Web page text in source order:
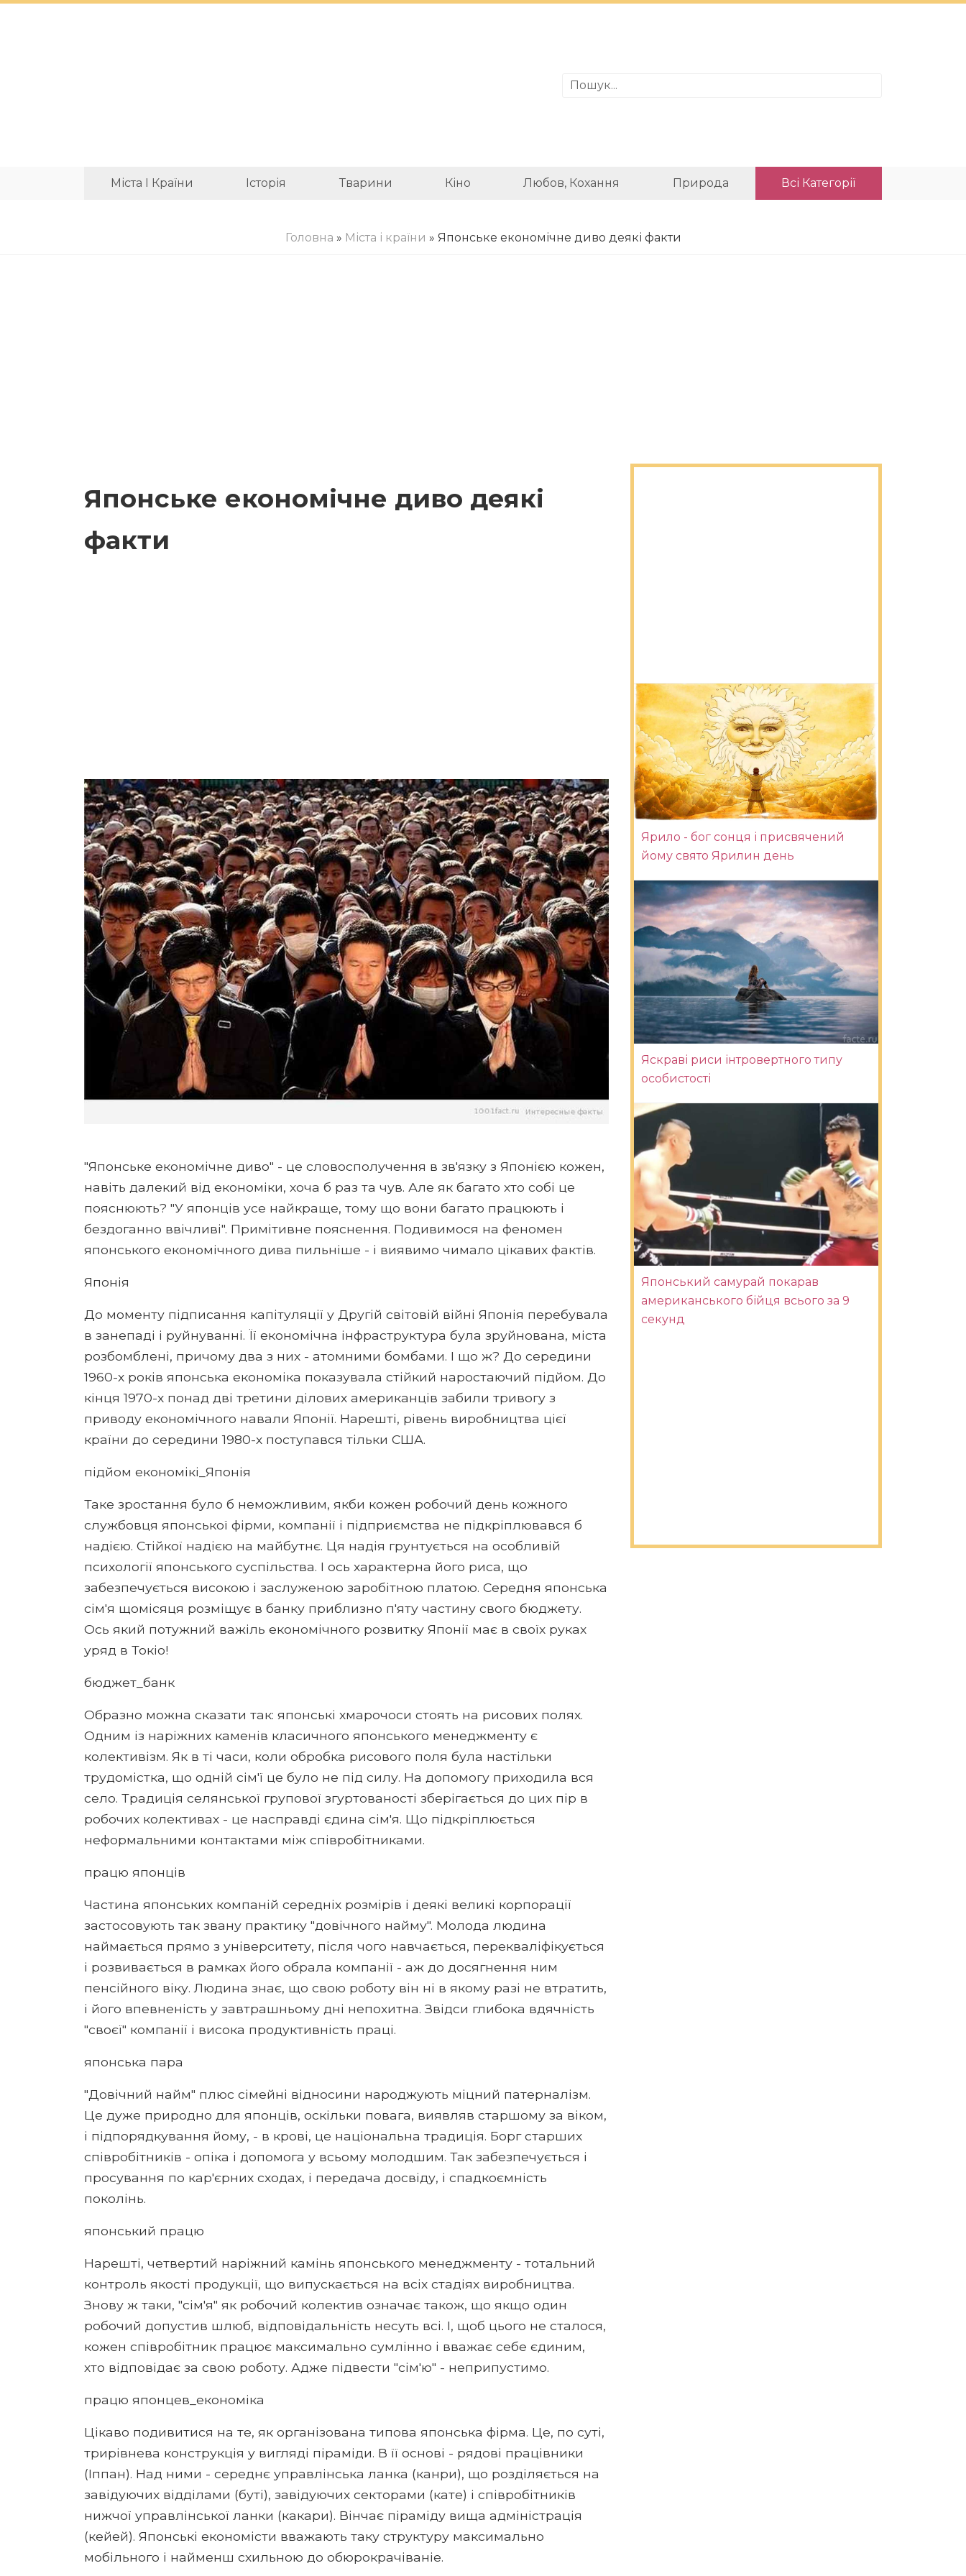
Міста І Країни Історія Тварини Кіно Любов, Кохання Природа Всі Категорії
Головна » Міста і країни » Японське економічне диво деякі факти
Японське економічне диво деякі
факти
"Японське економічне диво" - це словосполучення в зв'язку з Японією кожен,
навіть далекий від економіки, хоча б раз та чув. Але як багато хто собі це
пояснюють? "У японців усе найкраще, тому що вони багато працюють і
бездоганно ввічливі". Примітивне пояснення. Подивимося на феномен
японського економічного дива пильніше - і виявимо чимало цікавих фактів.
Японія
До моменту підписання капітуляції у Другій світовій війні Японія перебувала
в занепаді і руйнуванні. Її економічна інфраструктура була зруйнована, міста
розбомблені, причому два з них - атомними бомбами. І що ж? До середини
1960-х років японська економіка показувала стійкий наростаючий підйом. До
кінця 1970-х понад дві третини ділових американців забили тривогу з
приводу економічного навали Японії. Нарешті, рівень виробництва цієї
країни до середини 1980-х поступався тільки США.
підйом економікі_Японія
Таке зростання було б неможливим, якби кожен робочий день кожного
службовця японської фірми, компанії і підприємства не підкріплювався б
надією. Стійкої надією на майбутнє. Ця надія грунтується на особливій
психології японського суспільства. І ось характерна його риса, що
забезпечується високою і заслуженою заробітною платою. Середня японська
сім'я щомісяця розміщує в банку приблизно п'яту частину свого бюджету.
Ось який потужний важіль економічного розвитку Японії має в своїх руках
уряд в Токіо!
бюджет_банк
Образно можна сказати так: японські хмарочоси стоять на рисових полях.
Одним із наріжних каменів класичного японського менеджменту є
колективізм. Як в ті часи, коли обробка рисового поля була настільки
трудомістка, що одній сім'ї це було не під силу. На допомогу приходила вся
село. Традиція селянської групової згуртованості зберігається до цих пір в
робочих колективах - це насправді єдина сім'я. Що підкріплюється
неформальними контактами між співробітниками.
працю японців
Частина японських компаній середніх розмірів і деякі великі корпорації
застосовують так звану практику "довічного найму". Молода людина
наймається прямо з університету, після чого навчається, перекваліфікується
і розвивається в рамках його обрала компанії - аж до досягнення ним
пенсійного віку. Людина знає, що свою роботу він ні в якому разі не втратить,
і його впевненість у завтрашньому дні непохитна. Звідси глибока вдячність
"своєї" компанії і висока продуктивність праці.
японська пара
"Довічний найм" плюс сімейні відносини народжують міцний патерналізм.
Це дуже природно для японців, оскільки повага, виявляв старшому за віком,
і підпорядкування йому, - в крові, це національна традиція. Борг старших
співробітників - опіка і допомога у всьому молодшим. Так забезпечується і
просування по кар'єрних сходах, і передача досвіду, і спадкоємність
поколінь.
японський працю
Нарешті, четвертий наріжний камінь японського менеджменту - тотальний
контроль якості продукції, що випускається на всіх стадіях виробництва.
Знову ж таки, "сім'я" як робочий колектив означає також, що якщо один
робочий допустив шлюб, відповідальність несуть всі. І, щоб цього не сталося,
кожен співробітник працює максимально сумлінно і вважає себе єдиним,
хто відповідає за свою роботу. Адже підвести "сім'ю" - неприпустимо.
працю японцев_економіка
Цікаво подивитися на те, як організована типова японська фірма. Це, по суті,
трирівнева конструкція у вигляді піраміди. В її основі - рядові працівники
(Іппан). Над ними - середнє управлінська ланка (канри), що розділяється на
завідуючих відділами (буті), завідуючих секторами (кате) і співробітників
нижчої управлінської ланки (какари). Вінчає піраміду вища адміністрація
(кейей). Японські економісти вважають таку структуру максимально
мобільного і найменш схильною до обюрокрачіваніе.
Ярило - бог сонця і присвячений
йому свято Ярилин день
Яскраві риси інтровертного типу
особистості
Японський самурай покарав
американського бійця всього за 9
секунд